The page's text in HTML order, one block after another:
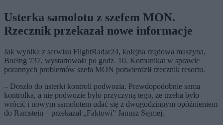
Usterka samolotu z szefem MON.
Rzecznik przekazał nowe informacje
Jak wynika z serwisu FlightRadar24, kolejna rządowa maszyna,
Boeing 737, wystartowała po godz. 10. Komunikat w sprawie
porannych problemów szefa MON potwierdził rzecznik resortu.
– Doszło do usterki kontroli podwozia. Prawdopodobnie sama
kontrolka, a nie podwozie było przyczyną tego, że trzeba było
wrócić i nowym samolotem udać się z dwugodzinnym opóźnieniem
do Ramstein – przekazał „Faktowi” Janusz Sejmej.